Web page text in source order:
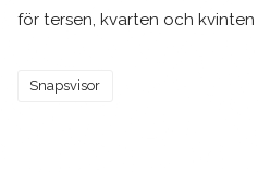
för tersen, kvarten och kvinten
Snapsvisor